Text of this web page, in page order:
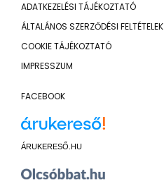
ADATKEZELÉSI TÁJÉKOZTATÓ
ÁLTALÁNOS SZERZŐDÉSI FELTÉTELEK
COOKIE TÁJÉKOZTATÓ
IMPRESSZUM
FACEBOOK
ÁRUKERESŐ.HU